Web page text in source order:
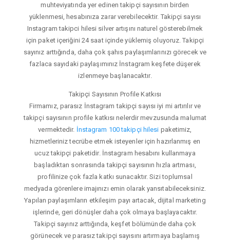
muhteviyatında yer edinen takipçi sayısının birden
yüklenmesi, hesabınıza zarar verebilecektir. Takipçi sayısı
Instagram takipci hilesi silver artışını naturel gösterebilmek
için paket içeriğini 24 saat içinde yüklemiş oluyoruz. Takipçi
sayınız arttığında, daha çok şahıs paylaşımlarınızı görecek ve
fazlaca sayıdaki paylaşımınız İnstagram keşfete düşerek
izlenmeye başlanacaktır.
Takipçi Sayısının Profile Katkısı
Firmamız, parasız İnstagram takipçi sayısı iyi mi artırılır ve
takipçi sayısının profile katkısı nelerdir mevzusunda malumat
vermektedir. İnstagram 100 takipçi hilesi paketimiz,
hizmetleriniz tecrübe etmek isteyenler için hazırlanmış en
ucuz takipçi paketidir. İnstagram hesabını kullanmaya
başladıktan sonrasında takipçi sayısının hızla artması,
profilinize çok fazla katkı sunacaktır. Sizi toplumsal
medyada görenlere imajınızı emin olarak yansıtabileceksiniz.
Yapılan paylaşımların etkileşim payı artacak, dijital marketing
işlerinde, geri dönüşler daha çok olmaya başlayacaktır.
Takipçi sayınız arttığında, keşfet bölümünde daha çok
görünecek ve parasız takipçi sayısını artırmaya başlamış